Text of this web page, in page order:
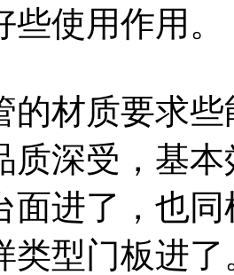
使用作用。
的材质要求
质深受，基
面进了，也
类型门板进